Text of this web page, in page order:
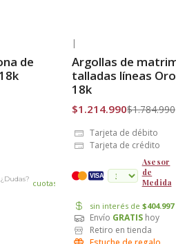
de
¿Dudas? cuotas
Envío Gratis
|
Argollas de
talladas líneas
18k
$1.214.990$1.784.990
Tarjeta de débito
Tarjeta de crédito
VISA
Asesor
de
Medida
sin interés de $404.997
Envío GRATIS hoy
Retiro en tienda